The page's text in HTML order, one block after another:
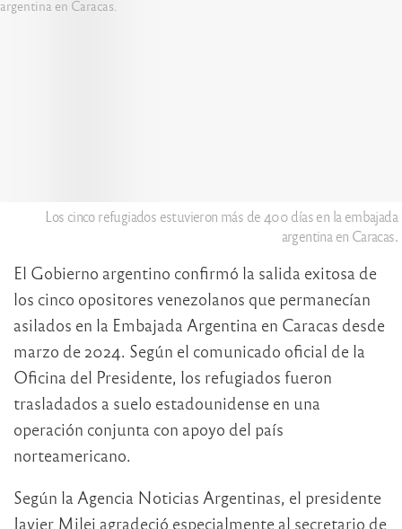
Los cinco refugiados estuvieron más de 400 días en la embajada
argentina en Caracas.
El Gobierno argentino confirmó la salida exitosa de
los cinco opositores venezolanos que permanecían
asilados en la Embajada Argentina en Caracas desde
marzo de 2024. Según el comunicado oficial de la
Oficina del Presidente, los refugiados fueron
trasladados a suelo estadounidense en una
operación conjunta con apoyo del país
norteamericano.
Según la Agencia Noticias Argentinas, el presidente
Javier Milei agradeció especialmente al secretario de